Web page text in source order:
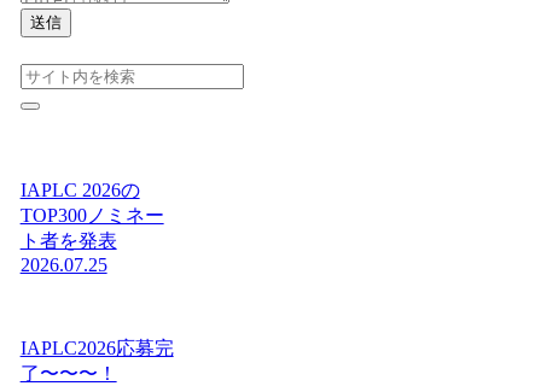
送信
IAPLC 2026の
TOP300ノミネー
ト者を発表
2026.07.25
IAPLC2026応募完
了〜〜〜！